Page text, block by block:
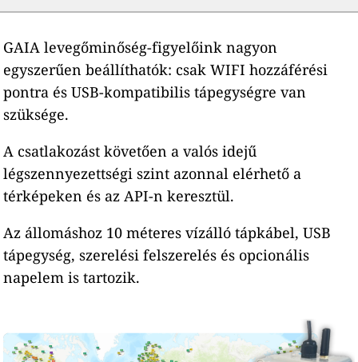
GAIA levegőminőség-figyelőink nagyon
egyszerűen beállíthatók: csak WIFI hozzáférési
pontra és USB-kompatibilis tápegységre van
szüksége.
A csatlakozást követően a valós idejű
légszennyezettségi szint azonnal elérhető a
térképeken és az API-n keresztül.
Az állomáshoz 10 méteres vízálló tápkábel, USB
tápegység, szerelési felszerelés és opcionális
napelem is tartozik.